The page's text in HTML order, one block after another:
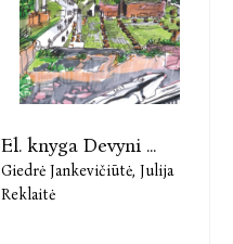
El. knyga Devyni ...
Giedrė Jankevičiūtė, Julija
Reklaitė